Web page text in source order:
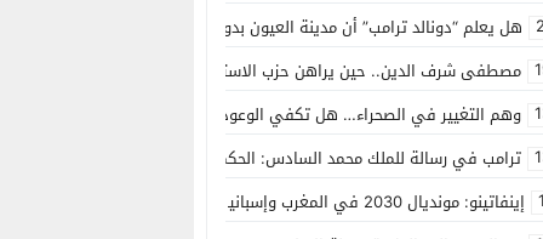
هل يعلم “دونالد ترامب” أن مدينة العيون بدون ماء؟
مصطفى شرف الدين.. حين يراهن حزب الاستقلال على الكفاءة ويمنح الشباب
وهم التغيير في الصحراء… هل تكفي الوعود الفارغة لصناعة الواقع؟
ترامب في رسالة للملك محمد السادس: الحكم الذاتي هو الأساس الوحيد لحل
إينفاتينو: مونديال 2030 في المغرب وإسبانيا والبرتغال سيكون “الأجمل في التاريخ”